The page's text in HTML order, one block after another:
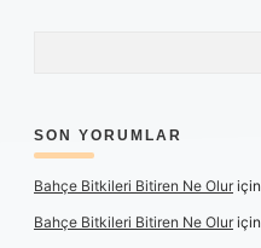
SON YORUMLAR
Bahçe Bitkileri Bitiren Ne Oluriçin
Bahçe Bitkileri Bitiren Ne Oluriçin